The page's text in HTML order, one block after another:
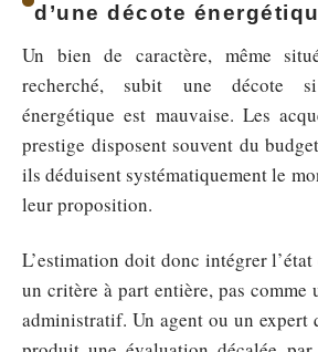
d’une décote
Un bien de caractère, même
recherché, subit une décote
énergétique est mauvaise. Les
prestige disposent souvent du
ils déduisent systématiquement le
leur proposition.
L’estimation doit donc intégrer
un critère à part entière, pas comme
administratif. Un agent ou un